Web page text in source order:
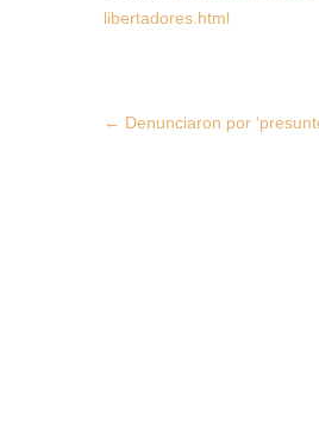
libertadores.html
Post
← Denunciaron por